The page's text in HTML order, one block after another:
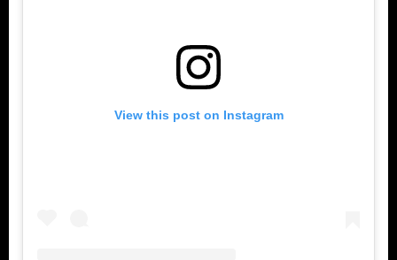
View this post on Instagram